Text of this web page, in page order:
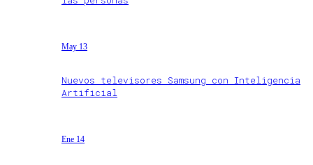
May 13
Nuevos televisores Samsung con Inteligencia
Artificial
Ene 14